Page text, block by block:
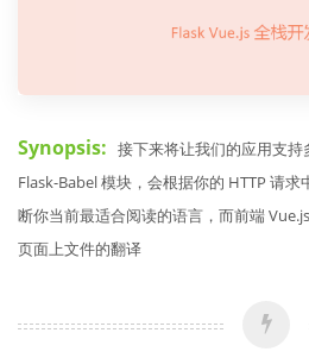
Synopsis: 接下来将让我们的应用支持
Flask-Babel 模块，会根据你的 HTTP 请
断你当前最适合阅读的语言，而前端
页面上文件的翻译